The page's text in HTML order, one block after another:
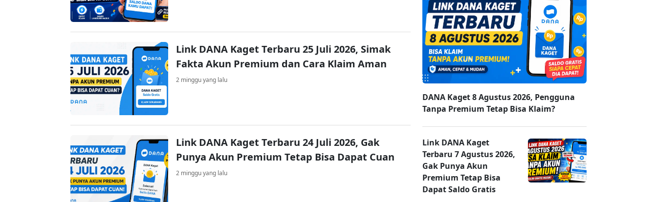
Link DANA Kaget Terbaru 25 Juli 2026, Simak
Fakta Akun Premium dan Cara Klaim Aman
2 minggu yang lalu
Link DANA Kaget Terbaru 24 Juli 2026, Gak
Punya Akun Premium Tetap Bisa Dapat Cuan
2 minggu yang lalu
DANA Kaget 8 Agustus 2026, Pengguna
Tanpa Premium Tetap Bisa Klaim?
Link DANA Kaget
Terbaru 7 Agustus 2026,
Gak Punya Akun
Premium Tetap Bisa
Dapat Saldo Gratis